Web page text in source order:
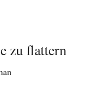
zu flattern